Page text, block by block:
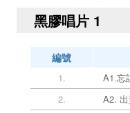
黑膠唱片 1
編號
1.
A1.忘
2.
A2.